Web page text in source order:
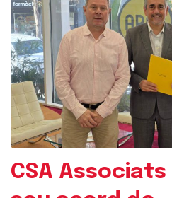
CSA Associats